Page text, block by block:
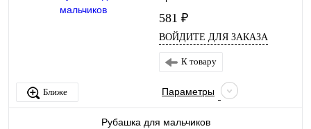
581 ₽
ВОЙДИТЕ ДЛЯ ЗАКАЗА
Ближе
К товару
Параметры
Рубашка для мальчиков